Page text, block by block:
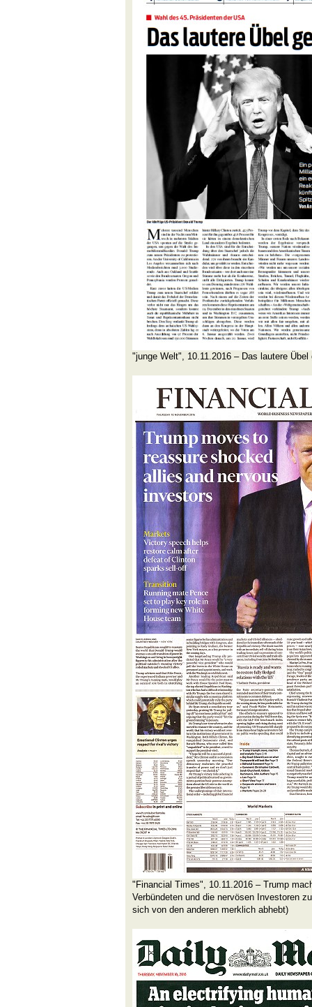
"junge Welt", 10.11.2016 – Das lautere Übel
"Financial Times", 10.11.2016 – Trump
Verbündeten und die nervösen Investoren
sich von den anderen merklich abhebt)